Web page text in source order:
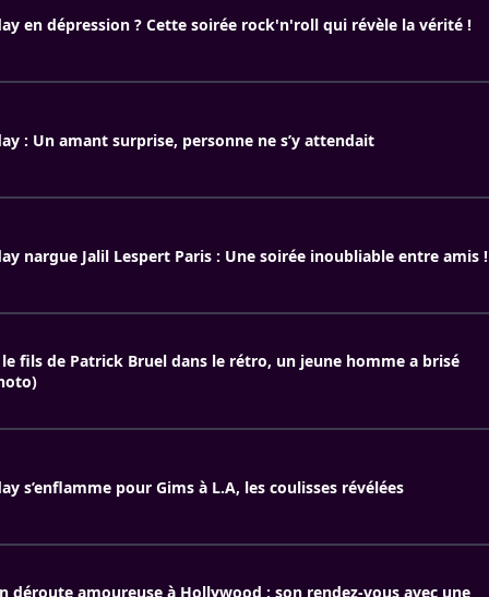
en dépression ? Cette soirée rock'n'roll qui révèle la vérité !
: Un amant surprise, personne ne s’y attendait
nargue Jalil Lespert Paris : Une soirée inoubliable entre amis !
le fils de Patrick Bruel dans le rétro, un jeune homme a brisé
s’enflamme pour Gims à L.A, les coulisses révélées
déroute amoureuse à Hollywood : son rendez-vous avec une